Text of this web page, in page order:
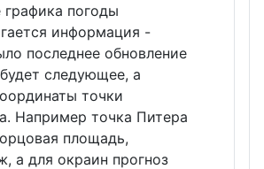
погоды
информация -
последнее обновление
следующее, а
точки
Например точка Питера
площадь,
а для окраин прогноз